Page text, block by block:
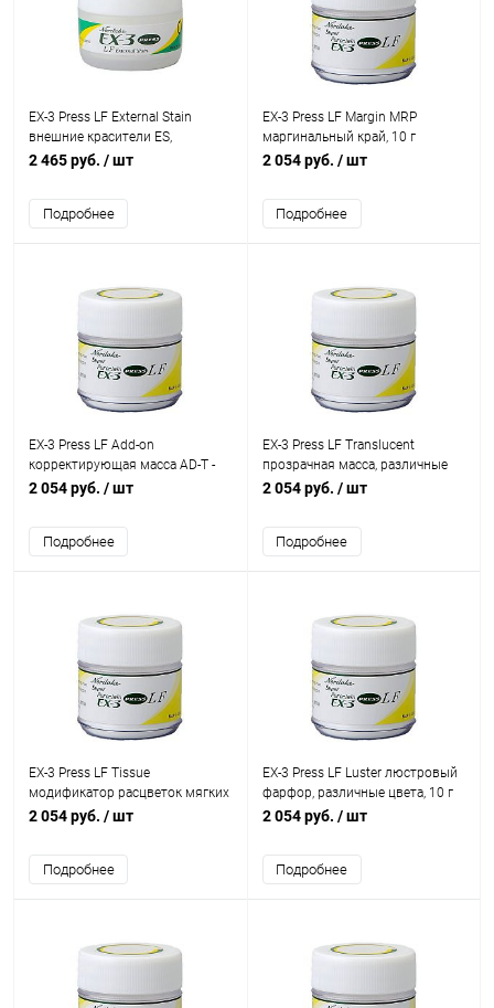
EX-3 Press LF External Stain
внешние красители ES,
различные цвета, 3 г
2 465 руб. / шт
Подробнее
EX-3 Press LF Margin MRP
маргинальный край, 10 г
2 054 руб. / шт
Подробнее
EX-3 Press LF Add-on
корректирующая масса AD-T -
AD-B, 10 г
2 054 руб. / шт
Подробнее
EX-3 Press LF Translucent
прозрачная масса, различные
цвета, 10 г
2 054 руб. / шт
Подробнее
EX-3 Press LF Tissue
модификатор расцветок мягких
тканей, различные цвета, 10 г
2 054 руб. / шт
Подробнее
EX-3 Press LF Luster люстровый
фарфор, различные цвета, 10 г
2 054 руб. / шт
Подробнее